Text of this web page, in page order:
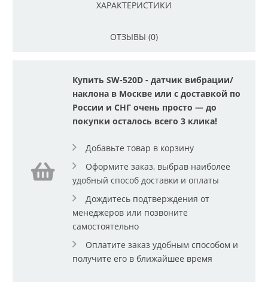
ХАРАКТЕРИСТИКИ
ОТЗЫВЫ (0)
Купить SW-520D - датчик вибрации/
наклона в Москве или с доставкой по
России и СНГ очень просто — до
покупки осталось всего 3 клика!
Добавьте товар в корзину
Оформите заказ, выбрав наиболее
удобный способ доставки и оплаты
Дождитесь подтверждения от
менеджеров или позвоните
самостоятельно
Оплатите заказ удобным способом и
получите его в ближайшее время